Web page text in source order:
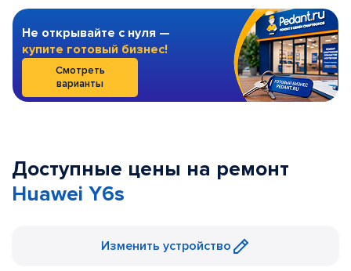
Не открывайте с нуля —
купите готовый бизнес!
Смотреть
варианты
Доступные цены на ремонт
Huawei Y6s
Изменить устройство